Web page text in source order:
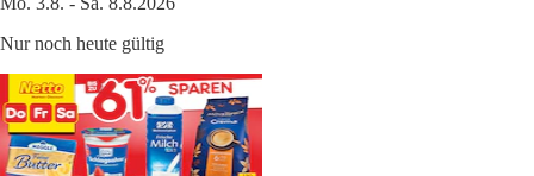
Nur noch heute gültig